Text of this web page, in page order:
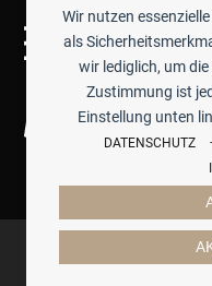
Wir nutzen
als
wir lediglich, um
Zustimmung ist
Einstellung unten
DATENSCHUTZ
© 2026 -TISCHWERK-